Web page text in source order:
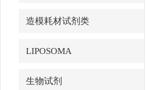
造模耗材试剂类
LIPOSOMA
生物试剂